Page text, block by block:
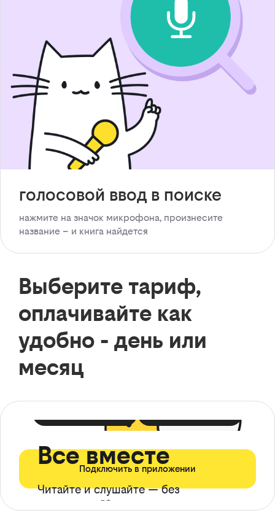
голосовой ввод в поиске
нажмите на значок микрофона, произнесите
название – и книга найдется
Выберите тариф,
оплачивайте как
удобно - день или
месяц
Все вместе
Читайте и слушайте — без
ограничений*
Подключить в приложении